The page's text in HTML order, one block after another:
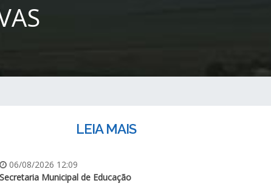
LEIA MAIS
06/08/2026 12:09
Secretaria Municipal de Educação